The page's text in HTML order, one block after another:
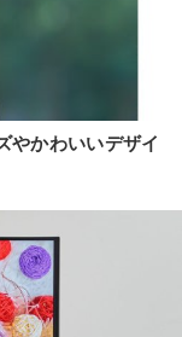
やかわいいデザイ